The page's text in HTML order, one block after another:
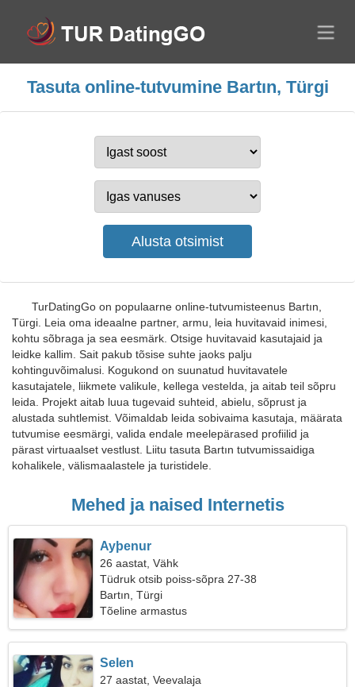
Tasuta online-tutvumine Bartın, Türgi
TurDatingGo on populaarne online-tutvumisteenus Bartın,
Türgi. Leia oma ideaalne partner, armu, leia huvitavaid inimesi,
kohtu sõbraga ja sea eesmärk. Otsige huvitavaid kasutajaid ja
leidke kallim. Sait pakub tõsise suhte jaoks palju
kohtinguvõimalusi. Kogukond on suunatud huvitavatele
kasutajatele, liikmete valikule, kellega vestelda, ja aitab teil sõpru
leida. Projekt aitab luua tugevaid suhteid, abielu, sõprust ja
alustada suhtlemist. Võimaldab leida sobivaima kasutaja, määrata
tutvumise eesmärgi, valida endale meelepärased profiilid ja
pärast virtuaalset vestlust. Liitu tasuta Bartın tutvumissaidiga
kohalikele, välismaalastele ja turistidele.
Mehed ja naised Internetis
Ayþenur
26 aastat, Vähk
Tüdruk otsib poiss-sõpra 27-38
Bartın, Türgi
Tõeline armastus
Selen
27 aastat, Veevalaja